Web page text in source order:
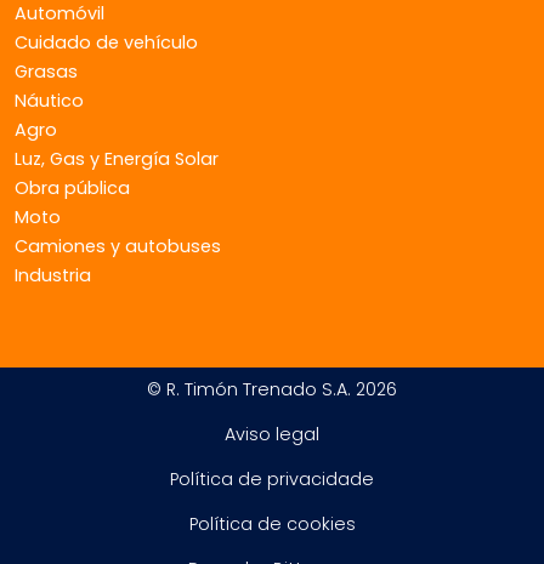
Automóvil
Cuidado de vehículo
Grasas
Náutico
Agro
Luz, Gas y Energía Solar
Obra pública
Moto
Camiones y autobuses
Industria
© R. Timón Trenado S.A. 2026
Aviso legal
Política de privacidade
Política de cookies